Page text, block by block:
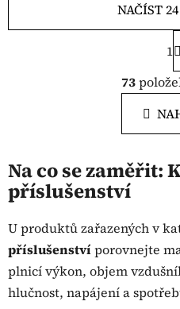
NAČÍST
t
1
73
Na co se zaměřit:
příslušenství
U produktů zařazených v
příslušenství porovnejte
plnicí výkon, objem
hlučnost, napájení a